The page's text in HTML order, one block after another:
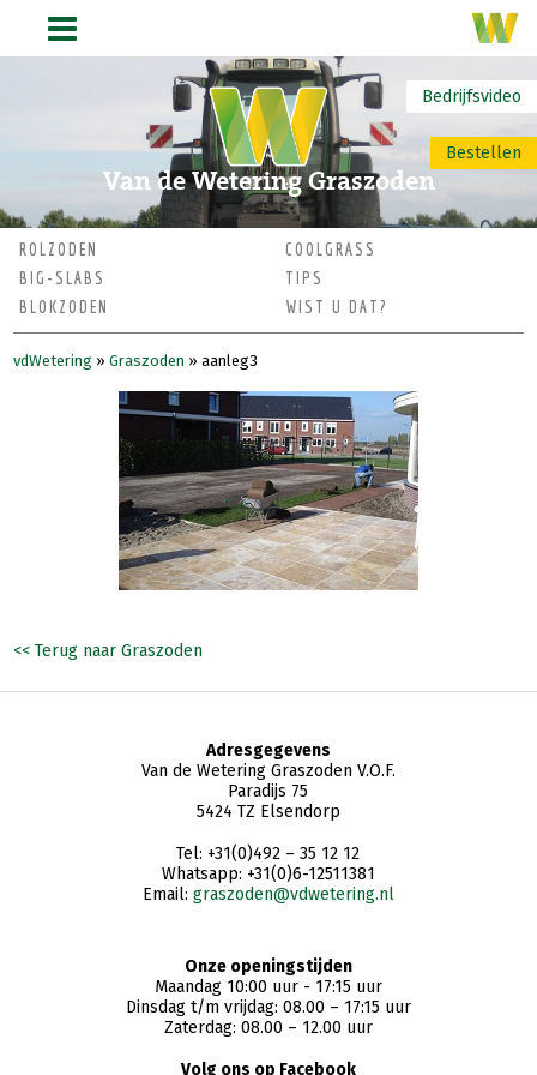
Van de Wetering Graszoden
Bedrijfsvideo
Bestellen
ROLZODEN
BIG-SLABS
BLOKZODEN
COOLGRASS
TIPS
WIST U DAT?
vdWetering »Graszoden »aanleg3
<< Terug naar Graszoden
Adresgegevens
Van de Wetering Graszoden V.O.F.
Paradijs 75
5424 TZ Elsendorp
Tel: +31(0)492 – 35 12 12
Whatsapp: +31(0)6-12511381
Email: graszoden@vdwetering.nl
Onze openingstijden
Maandag 10:00 uur - 17:15 uur
Dinsdag t/m vrijdag: 08.00 – 17:15 uur
Zaterdag: 08.00 – 12.00 uur
Volg ons op Facebook